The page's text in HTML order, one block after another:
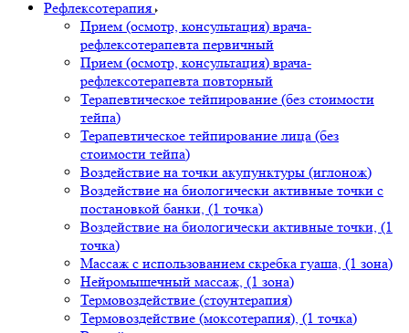
Рефлексoтерaпия
Прием (осмотр, консультация) врача-
рефлексотерапевта первичный
Прием (осмотр, консультация) врача-
рефлексотерапевта повторный
Терапевтическое тейпирование (без стоимости
тейпа)
Терапевтическое тейпирование лица (без
стоимости тейпа)
Воздействие на точки акупунктуры (иглонож)
Воздействие на биологически активные точки с
постановкой банки, (1 точка)
Воздействие на биологически активные точки, (1
точка)
Массаж с использованием скребка гуаша, (1 зона)
Нейромышечный массаж, (1 зона)
Термовоздействие (стоунтерапия)
Термовоздействие (моксотерапия), (1 точка)